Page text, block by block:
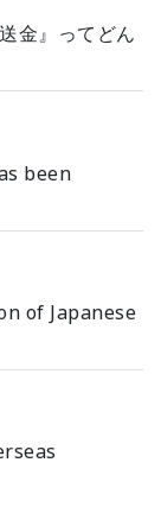
金』ってどん
been
of Japanese